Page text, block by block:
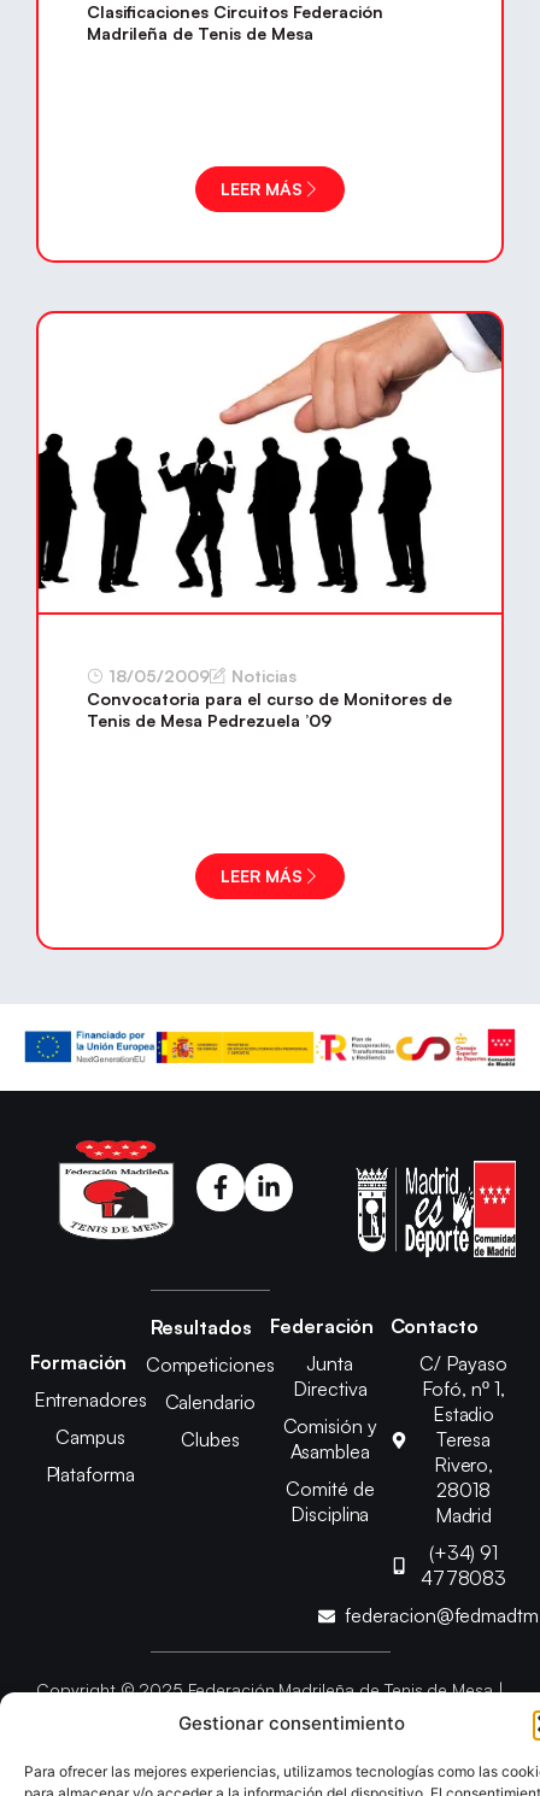
Gestionar consentimiento
Para ofrecer las mejores experiencias, utilizamos tecnologías como las
Clasificaciones Circuitos Federación
Madrileña de Tenis de Mesa
LEER MÁS
18/05/2009
Noticias
Convocatoria para el curso de Monitores de
Tenis de Mesa Pedrezuela ’09
LEER MÁS
Formación
Entrenadores
Campus
Plataforma
Resultados
Competiciones
Calendario
Clubes
Federación
Junta
Directiva
Comisión y
Asamblea
Comité de
Disciplina
Contacto
C/ Payaso
Fofó, nº 1,
Estadio
Teresa
Rivero,
28018
Madrid
(+34) 91
4778083
Copyright © 2025 Federación Madrileña de Tenis de Mesa |
Desarrollado por TOOOLS
Aviso LegalPolítica de CookiesPolítica de Privacidad